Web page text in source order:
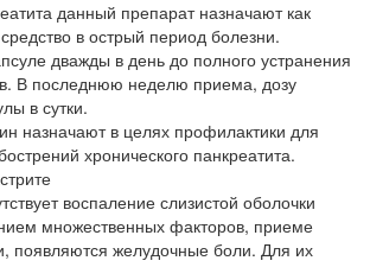
данный препарат назначают как
в острый период болезни.
дважды в день до полного устранения
В последнюю неделю приема, дозу
в сутки.
назначают в целях профилактики для
хронического панкреатита.
воспаление слизистой оболочки
множественных факторов, приеме
появляются желудочные боли. Для их